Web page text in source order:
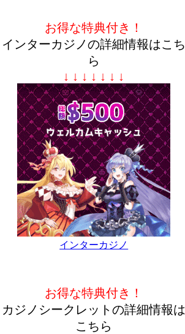
お得な特典付き！
インターカジノの詳細情報はこち
ら
↓ ↓ ↓ ↓ ↓ ↓ ↓
インターカジノ
お得な特典付き！
カジノシークレットの詳細情報は
こちら